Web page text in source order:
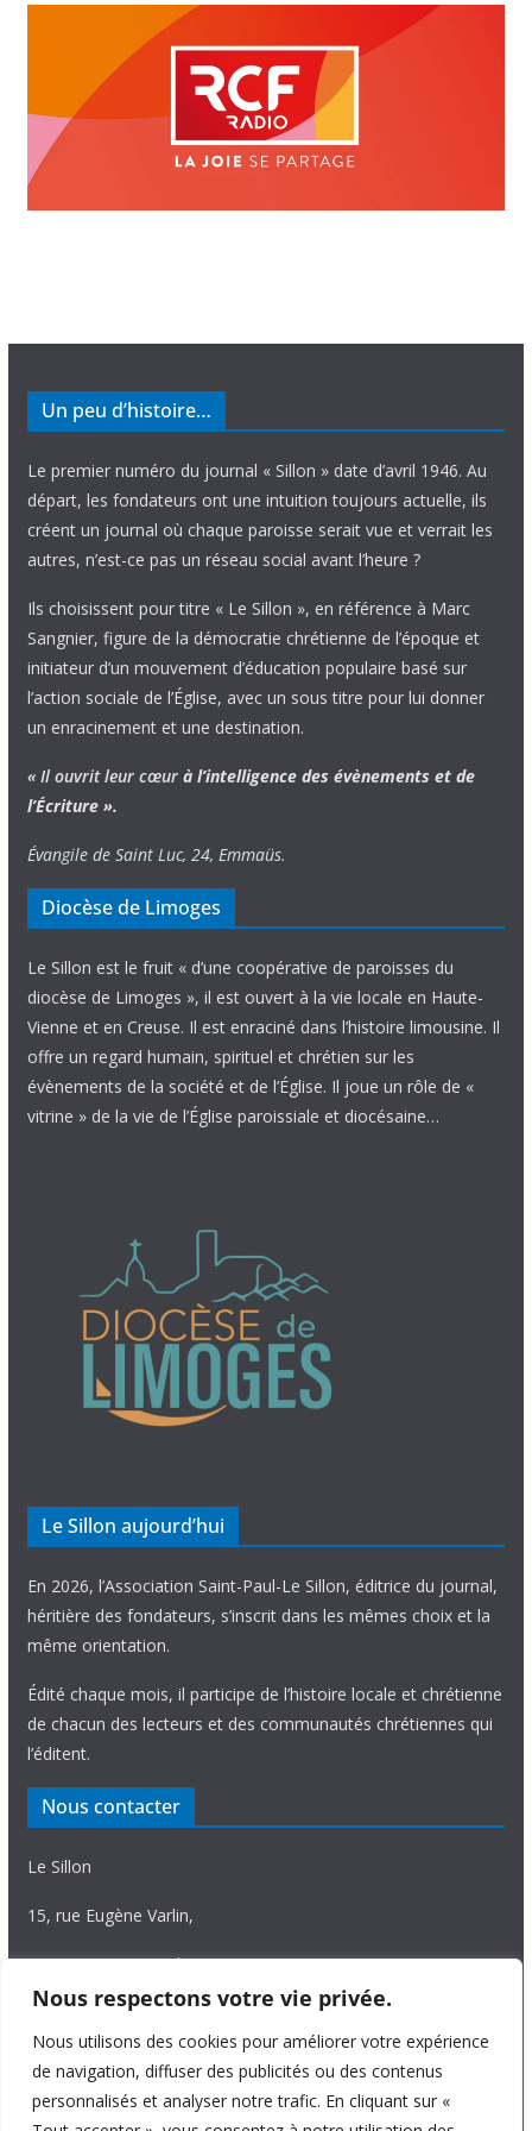
Nous respectons votre vie privée.
Nous utilisons des cookies pour améliorer votre expérience
de navigation, diffuser des publicités ou des contenus
personnalisés et analyser notre trafic. En cliquant sur «
Un peu d’histoire…
Le premier numéro du journal « Sillon » date d’avril 1946. Au
départ, les fondateurs ont une intuition toujours actuelle, ils
créent un journal où chaque paroisse serait vue et verrait les
autres, n’est-ce pas un réseau social avant l’heure ?
Ils choisissent pour titre « Le Sillon », en référence à Marc
Sangnier, figure de la démocratie chrétienne de l’époque et
initiateur d’un mouvement d’éducation populaire basé sur
l’action sociale de l’Église, avec un sous titre pour lui donner
un enracinement et une destination.
« Il ouvrit leur cœur à l’intelligence des évènements et de
l’Écriture ».
Évangile de Saint Luc, 24, Emmaüs.
Diocèse de Limoges
Le Sillon est le fruit « d’une coopérative de paroisses du
diocèse de Limoges », il est ouvert à la vie locale en Haute-
Vienne et en Creuse. Il est enraciné dans l’histoire limousine. Il
offre un regard humain, spirituel et chrétien sur les
évènements de la société et de l’Église. Il joue un rôle de «
vitrine » de la vie de l’Église paroissiale et diocésaine…
Le Sillon aujourd’hui
En 2026, l’Association Saint-Paul-Le Sillon, éditrice du journal,
héritière des fondateurs, s’inscrit dans les mêmes choix et la
même orientation.
Édité chaque mois, il participe de l’histoire locale et chrétienne
de chacun des lecteurs et des communautés chrétiennes qui
l’éditent.
Nous contacter
Le Sillon
15, rue Eugène Varlin,
87036 Limoges Cedex.
Tél. 05 55 06 14 15
Nous écrire